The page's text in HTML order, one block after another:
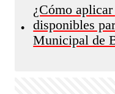
•
¿Cómo
disponibles
Municipal de